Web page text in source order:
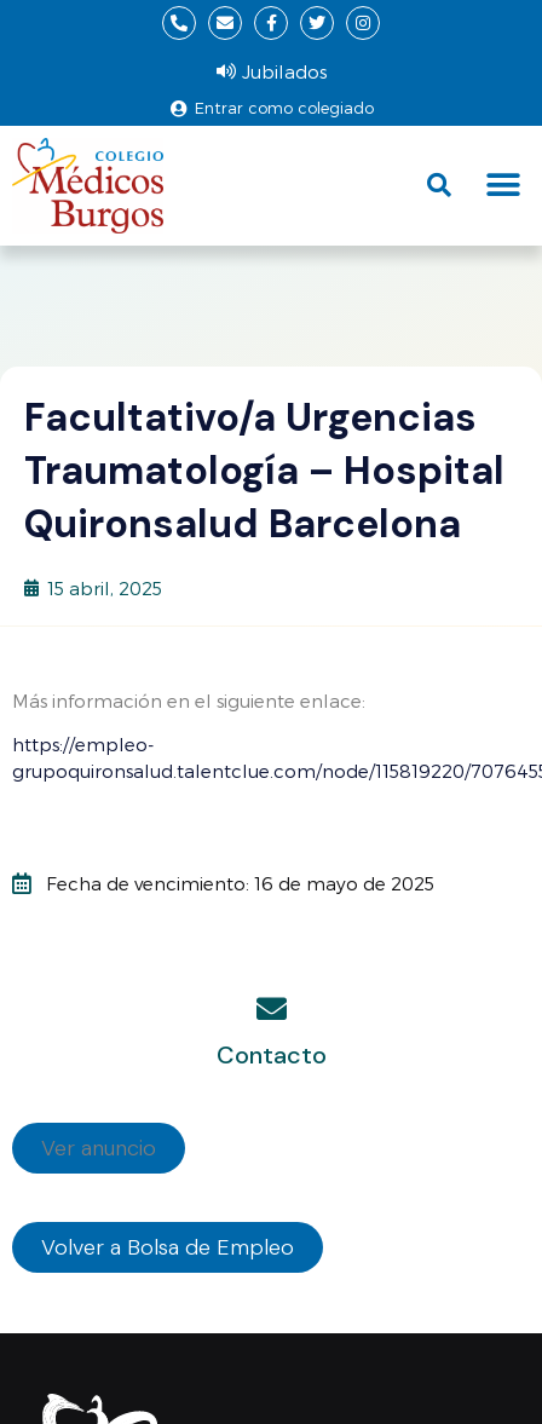
Entrar como colegiado
Jubilados
Facultativo/a Urgencias
Traumatología – Hospital
Quironsalud Barcelona
15 abril, 2025
Más información en el siguiente enlace:
https://empleo-
grupoquironsalud.talentclue.com/node/115819220/
Fecha de vencimiento: 16 de mayo de 2025
Contacto
Ver anuncio
Volver a Bolsa de Empleo